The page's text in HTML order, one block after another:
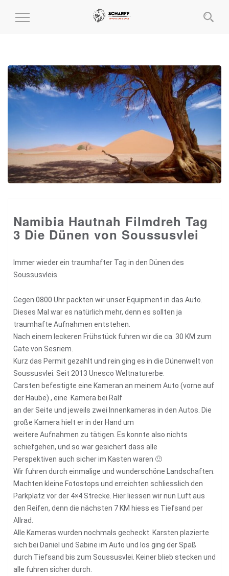
MENÜ
Namibia Hautnah Filmdreh Tag
3 Die Dünen von Soussusvlei
Immer wieder ein traumhafter Tag in den Dünen des
Soussusvleis.
Gegen 0800 Uhr packten wir unser Equipment in das Auto.
Dieses Mal war es natürlich mehr, denn es sollten ja
traumhafte Aufnahmen entstehen.
Nach einem leckeren Frühstück fuhren wir die ca. 30 KM zum
Gate von Sesriem.
Kurz das Permit gezahlt und rein ging es in die Dünenwelt von
Soussusvlei. Seit 2013 Unesco Weltnaturerbe.
Carsten befestigte eine Kameran an meinem Auto (vorne auf
der Haube) , eine Kamera bei Ralf
an der Seite und jeweils zwei Innenkameras in den Autos. Die
große Kamera hielt er in der Hand um
weitere Aufnahmen zu tätigen. Es konnte also nichts
schiefgehen, und so war gesichert dass alle
Perspektiven auch sicher im Kasten waren 🙂
Wir fuhren durch einmalige und wunderschöne Landschaften.
Machten kleine Fotostops und erreichten schliesslich den
Parkplatz vor der 4×4 Strecke. Hier liessen wir nun Luft aus
den Reifen, denn die nächsten 7 KM hiess es Tiefsand per
Allrad.
Alle Kameras wurden nochmals gecheckt. Karsten plazierte
sich bei Daniel und Sabine im Auto und los ging der Spaß
durch Tiefsand bis zum Soussusvlei. Keiner blieb stecken und
alle fuhren sicher durch.